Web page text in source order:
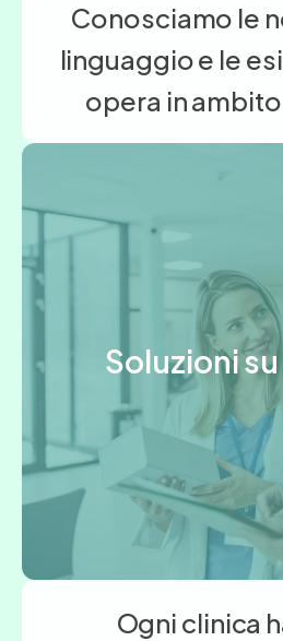
Conosciamo le
linguaggio e le
opera in
Soluzioni
Ogni clinica